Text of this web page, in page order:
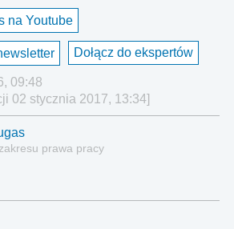
na Youtube
Dołącz do ekspertów
09:48
02 stycznia 2017, 13:34]
prawa pracy